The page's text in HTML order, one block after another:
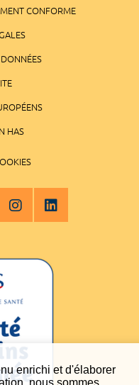
enrichi et d'élaborer
nous sommes
CONFORME
HAS